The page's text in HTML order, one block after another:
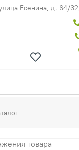
Есенина, д. 64/